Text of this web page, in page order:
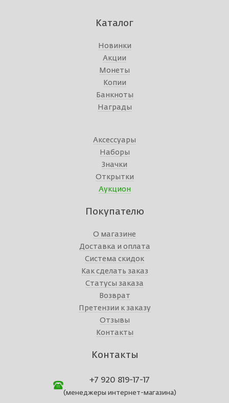
Каталог
Новинки
Акции
Монеты
Копии
Банкноты
Награды
Аксессуары
Наборы
Значки
Открытки
Аукцион
Покупателю
О магазине
Доставка и оплата
Система скидок
Как сделать заказ
Статусы заказа
Возврат
Претензии к заказу
Отзывы
Контакты
Контакты
+7 920 819-17-17
(менеджеры интернет-магазина)